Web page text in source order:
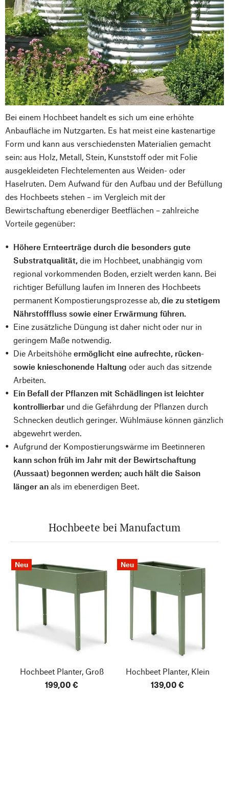
Bei einem Hochbeet handelt es sich um eine erhöhte
Anbaufläche im Nutzgarten. Es hat meist eine kastenartige
Form und kann aus verschiedensten Materialien gemacht
sein: aus Holz, Metall, Stein, Kunststoff oder mit Folie
ausgekleideten Flechtelementen aus Weiden- oder
Haselruten. Dem Aufwand für den Aufbau und der Befüllung
des Hochbeets stehen – im Vergleich mit der
Bewirtschaftung ebenerdiger Beetflächen – zahlreiche
Vorteile gegenüber:
Höhere Ernteerträge durch die besonders gute
Substratqualität, die im Hochbeet, unabhängig vom
regional vorkommenden Boden, erzielt werden kann. Bei
richtiger Befüllung laufen im Inneren des Hochbeets
permanent Kompostierungsprozesse ab, die zu stetigem
Nährstofffluss sowie einer Erwärmung führen.
Eine zusätzliche Düngung ist daher nicht oder nur in
geringem Maße notwendig.
Die Arbeitshöhe ermöglicht eine aufrechte, rücken-
sowie knieschonende Haltung oder auch das sitzende
Arbeiten.
Ein Befall der Pflanzen mit Schädlingen ist leichter
kontrollierbar und die Gefährdung der Pflanzen durch
Schnecken deutlich geringer. Wühlmäuse können gänzlich
abgewehrt werden.
Aufgrund der Kompostierungswärme im Beetinneren
kann schon früh im Jahr mit der Bewirtschaftung
(Aussaat) begonnen werden; auch hält die Saison
länger an als im ebenerdigen Beet.
Hochbeete bei Manufactum
Neu
Hochbeet Planter, Groß
199,00 €
Neu
Hochbeet Planter, Klein
139,00 €